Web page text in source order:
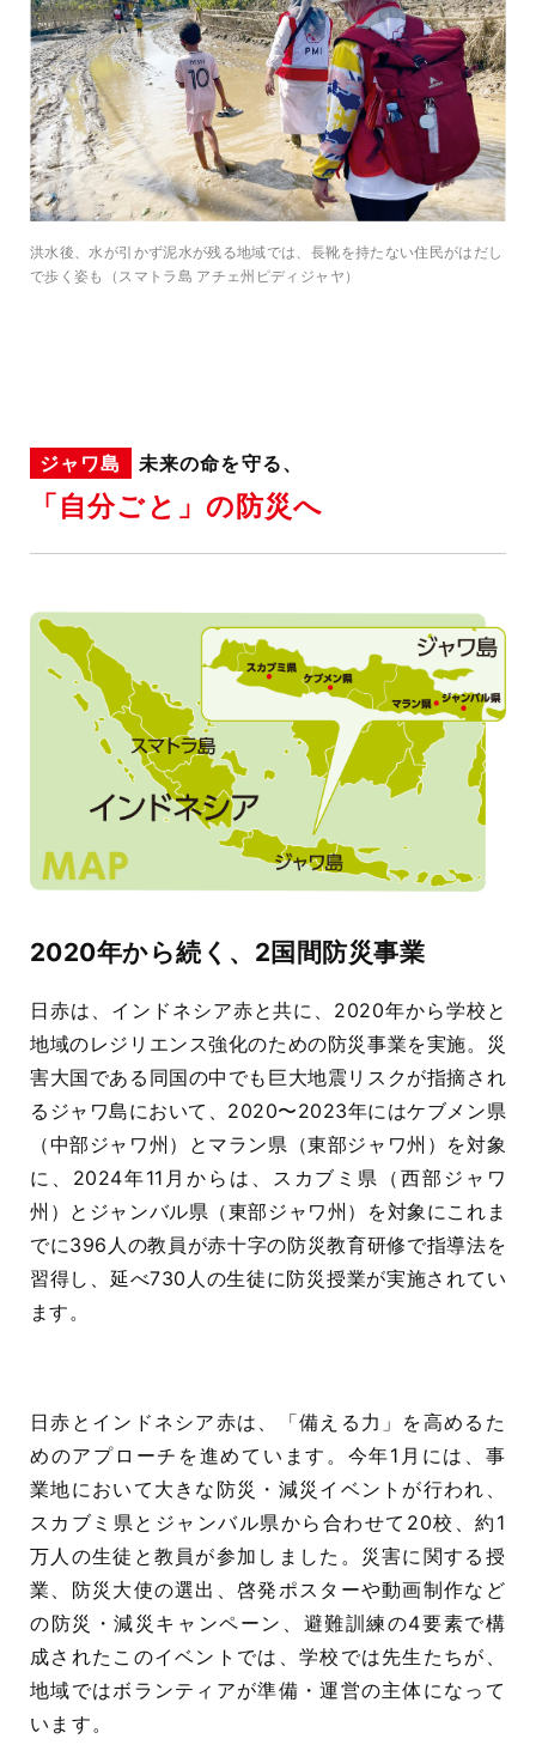
洪水後、水が引かず泥水が残る地域では、長靴を持たない住民がはだし
で歩く姿も（スマトラ島 アチェ州ピディジャヤ）
ジャワ島 未来の命を守る、
「自分ごと」の防災へ
2020年から続く、2国間防災事業
日赤は、インドネシア赤と共に、2020年から学校と
地域のレジリエンス強化のための防災事業を実施。災
害大国である同国の中でも巨大地震リスクが指摘され
るジャワ島において、2020〜2023年にはケブメン県
（中部ジャワ州）とマラン県（東部ジャワ州）を対象
に、2024年11月からは、スカブミ県（西部ジャワ
州）とジャンバル県（東部ジャワ州）を対象にこれま
でに396人の教員が赤十字の防災教育研修で指導法を
習得し、延べ730人の生徒に防災授業が実施されてい
ます。
日赤とインドネシア赤は、「備える力」を高めるた
めのアプローチを進めています。今年1月には、事
業地において大きな防災・減災イベントが行われ、
スカブミ県とジャンバル県から合わせて20校、約1
万人の生徒と教員が参加しました。災害に関する授
業、防災大使の選出、啓発ポスターや動画制作など
の防災・減災キャンペーン、避難訓練の4要素で構
成されたこのイベントでは、学校では先生たちが、
地域ではボランティアが準備・運営の主体になって
います。